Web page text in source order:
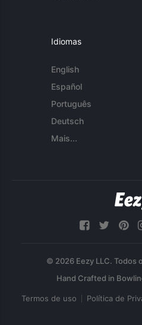
Idiomas
English
Español
Português
Deutsch
Mais...
© 2026 Eezy LLC. Todos
Termos de uso Política de